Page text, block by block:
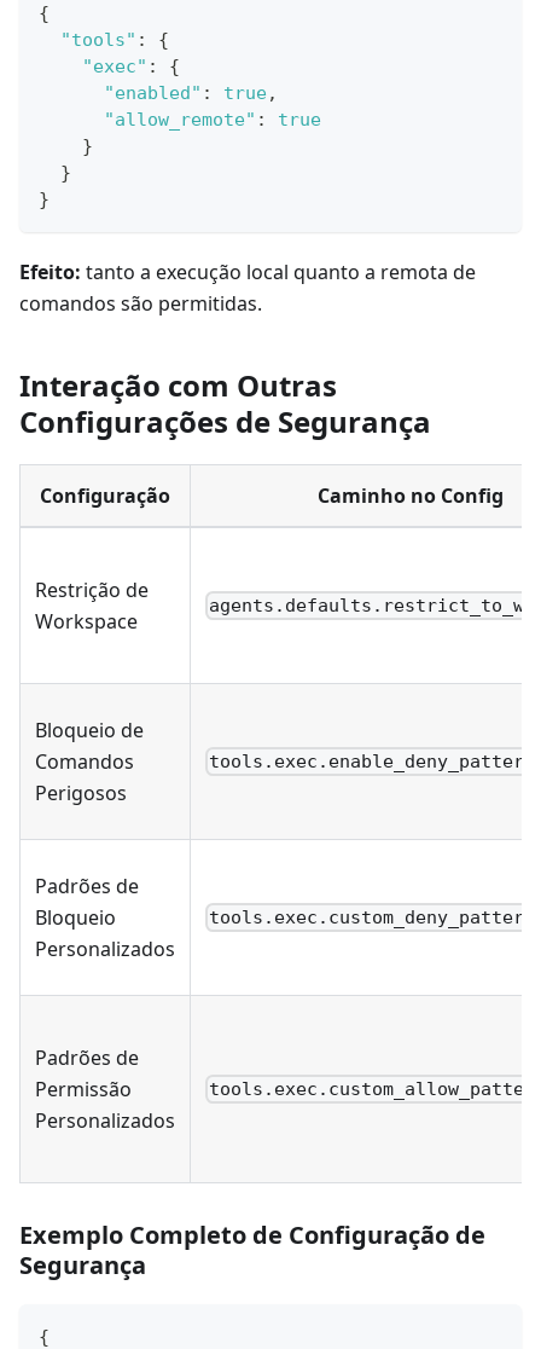
{
"tools" :
{
"exec" :
{
"enabled" : true,
"allow_remote" :
true
}
}
}
Efeito: tanto a execução local quanto a remota de
comandos são permitidas.
Interação com Outras
Configurações de Segurança
Configuração Caminho no Config
Restrição de
Workspace
Bloqueio de
Comandos
Perigosos
Padrões de
Bloqueio
Personalizados
Padrões de
Permissão
Personalizados
Exemplo Completo de Configuração de
Segurança
{